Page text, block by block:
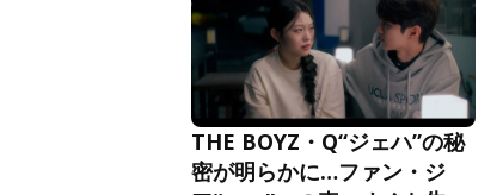
THE BOYZ・Q“ジェハ”の秘
密が明らかに…ファン・ジ